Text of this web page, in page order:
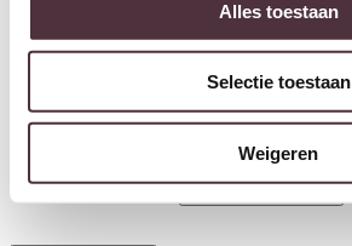
Alles toestaan
Selectie toestaan
Weigeren
Starfurn Eetkamerstoel Jesse | Beige